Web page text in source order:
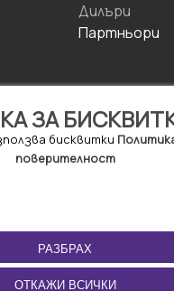
ЗА
бисквитки
поверителност
РАЗБРАХ
ОТКАЖИ ВСИЧКИ
Дилъри
Партньори
за